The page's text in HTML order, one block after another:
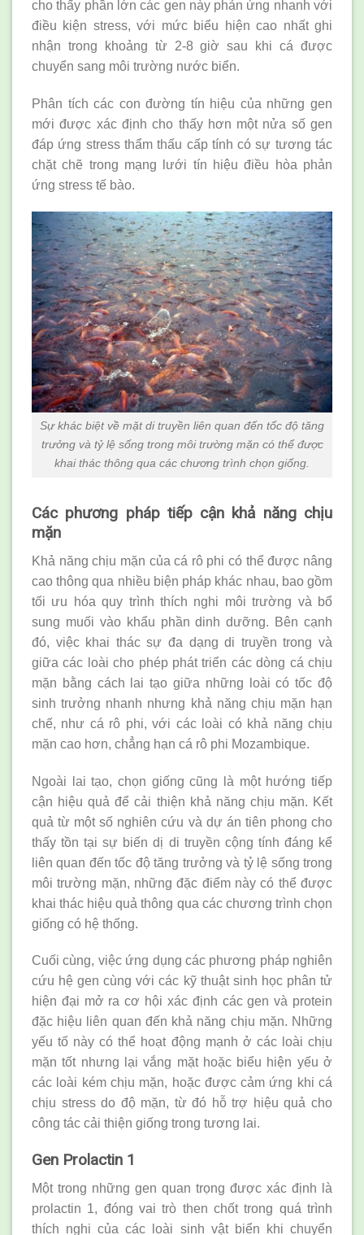
cho thấy phần lớn các gen này phản ứng nhanh với
điều kiện stress, với mức biểu hiện cao nhất ghi
nhận trong khoảng từ 2-8 giờ sau khi cá được
chuyển sang môi trường nước biển.
Phân tích các con đường tín hiệu của những gen
mới được xác định cho thấy hơn một nửa số gen
đáp ứng stress thẩm thấu cấp tính có sự tương tác
chặt chẽ trong mạng lưới tín hiệu điều hòa phản
ứng stress tế bào.
Sự khác biệt về mặt di truyền liên quan đến tốc độ tăng
trưởng và tỷ lệ sống trong môi trường mặn có thể được
khai thác thông qua các chương trình chọn giống.
Các phương pháp tiếp cận khả năng chịu
mặn
Khả năng chịu mặn của cá rô phi có thể được nâng
cao thông qua nhiều biện pháp khác nhau, bao gồm
tối ưu hóa quy trình thích nghi môi trường và bổ
sung muối vào khẩu phần dinh dưỡng. Bên cạnh
đó, việc khai thác sự đa dạng di truyền trong và
giữa các loài cho phép phát triển các dòng cá chịu
mặn bằng cách lai tạo giữa những loài có tốc độ
sinh trưởng nhanh nhưng khả năng chịu mặn hạn
chế, như cá rô phi, với các loài có khả năng chịu
mặn cao hơn, chẳng hạn cá rô phi Mozambique.
Ngoài lai tạo, chọn giống cũng là một hướng tiếp
cận hiệu quả để cải thiện khả năng chịu mặn. Kết
quả từ một số nghiên cứu và dự án tiên phong cho
thấy tồn tại sự biến dị di truyền cộng tính đáng kể
liên quan đến tốc độ tăng trưởng và tỷ lệ sống trong
môi trường mặn, những đặc điểm này có thể được
khai thác hiệu quả thông qua các chương trình chọn
giống có hệ thống.
Cuối cùng, việc ứng dụng các phương pháp nghiên
cứu hệ gen cùng với các kỹ thuật sinh học phân tử
hiện đại mở ra cơ hội xác định các gen và protein
đặc hiệu liên quan đến khả năng chịu mặn. Những
yếu tố này có thể hoạt động mạnh ở các loài chịu
mặn tốt nhưng lại vắng mặt hoặc biểu hiện yếu ở
các loài kém chịu mặn, hoặc được cảm ứng khi cá
chịu stress do độ mặn, từ đó hỗ trợ hiệu quả cho
công tác cải thiện giống trong tương lai.
Gen Prolactin 1
Một trong những gen quan trọng được xác định là
prolactin 1, đóng vai trò then chốt trong quá trình
thích nghi của các loài sinh vật biển khi chuyển